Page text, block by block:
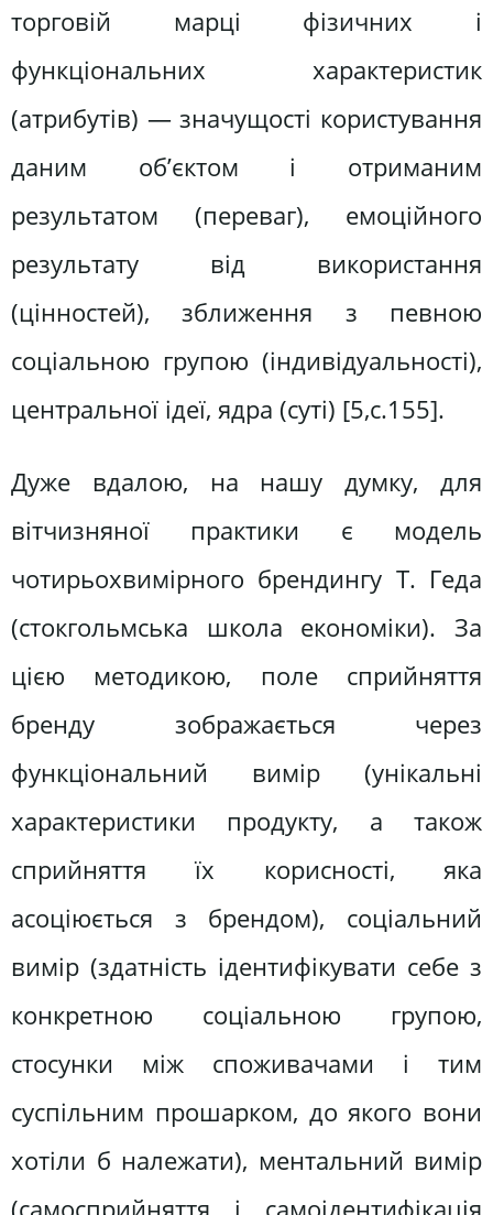
торговій марці фізичних і
функціональних характеристик
(атрибутів) — значущості користування
даним об’єктом і отриманим
результатом (переваг), емоційного
результату від використання
(цінностей), зближення з певною
соціальною групою (індивідуальності),
центральної ідеї, ядра (суті) [5,c.155].
Дуже вдалою, на нашу думку, для
вітчизняної практики є модель
чотирьохвимірного брендингу Т. Геда
(стокгольмська школа економіки). За
цією методикою, поле сприйняття
бренду зображається через
функціональний вимір (унікальні
характеристики продукту, а також
сприйняття їх корисності, яка
асоціюється з брендом), соціальний
вимір (здатність ідентифікувати себе з
конкретною соціальною групою,
стосунки між споживачами і тим
суспільним прошарком, до якого вони
хотіли б належати), ментальний вимір